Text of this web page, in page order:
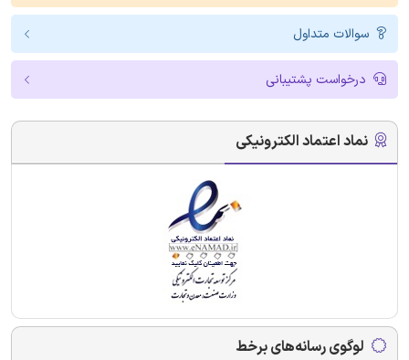
سوالات متداول
درخواست پشتیبانی
نماد اعتماد الکترونیکی
لوگوی رسانه‌های برخط